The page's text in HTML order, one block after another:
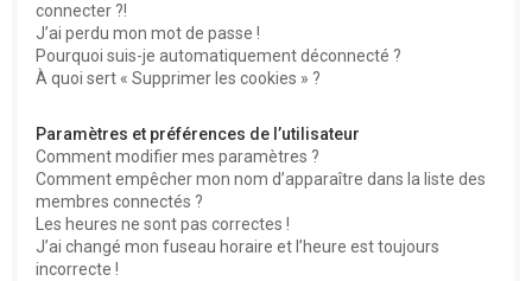
connecter ?!
J’ai perdu mon mot de passe !
Pourquoi suis-je automatiquement déconnecté ?
À quoi sert « Supprimer les cookies » ?
Paramètres et préférences de l’utilisateur
Comment modifier mes paramètres ?
Comment empêcher mon nom d’apparaître dans la liste des
membres connectés ?
Les heures ne sont pas correctes !
J’ai changé mon fuseau horaire et l’heure est toujours
incorrecte !